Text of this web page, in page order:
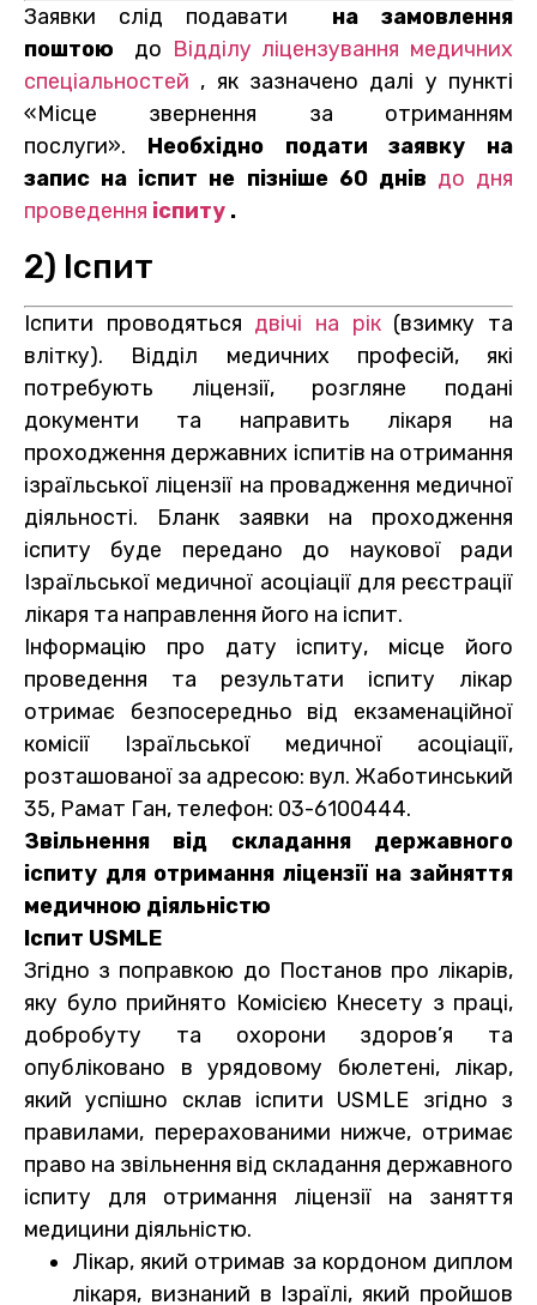
Заявки слід подавати
на замовлення
поштою
до Відділу ліцензування медичних
спеціальностей , як зазначено далі у пункті
«Місце звернення за отриманням
послуги». Необхідно подати заявку на
запис на іспит не пізніше 60 днів до дня
проведення іспиту .
2) Іспит
Іспити проводяться двічі на рік(взимку та
влітку). Відділ медичних професій, які
потребують ліцензії, розгляне подані
документи та направить лікаря на
проходження державних іспитів на отримання
ізраїльської ліцензії на провадження медичної
діяльності. Бланк заявки на проходження
іспиту буде передано до наукової ради
Ізраїльської медичної асоціації для реєстрації
лікаря та направлення його на іспит.
Інформацію про дату іспиту, місце його
проведення та результати іспиту лікар
отримає безпосередньо від екзаменаційної
комісії Ізраїльської медичної асоціації,
розташованої за адресою: вул. Жаботинський
35, Рамат Ган, телефон: 03-6100444.
Звільнення від складання державного
іспиту для отримання ліцензії на зайняття
медичною діяльністю
Іспит USMLE
Згідно з поправкою до Постанов про лікарів,
яку було прийнято Комісією Кнесету з праці,
добробуту та охорони здоров’я та
опубліковано в урядовому бюлетені, лікар,
який успішно склав іспити USMLE згідно з
правилами, перерахованими нижче, отримає
право на звільнення від складання державного
іспиту для отримання ліцензії на заняття
медицини діяльністю.
Лікар, який отримав за кордоном диплом
лікаря, визнаний в Ізраїлі, який пройшов